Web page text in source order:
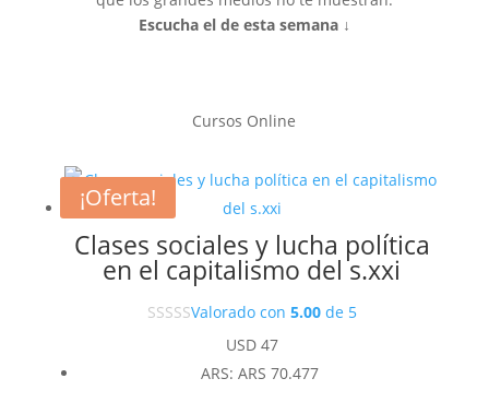
Escucha el de esta semana ↓
Cursos Online
Clases sociales y lucha política
en el capitalismo del s.xxi
Valorado con 5.00de 5
USD47
ARS: ARS 70.477
¡Oferta!